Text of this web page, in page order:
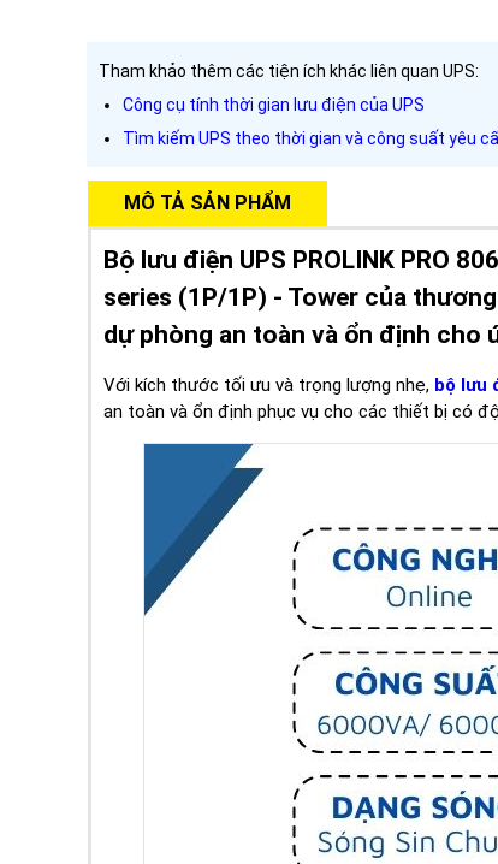
Tham khảo thêm các tiện ích khác liên quan UPS:
Công cụ tính thời gian lưu điện của UPS
Tìm kiếm UPS theo thời gian và công suất yêu
MÔ TẢ SẢN PHẨM
Bộ lưu điện UPS PROLINK PRO
series (1P/1P) - Tower của
dự phòng an toàn và ổn định cho
Với kích thước tối ưu và trọng lượng nhẹ, bộ lưu
an toàn và ổn định phục vụ cho các thiết bị có